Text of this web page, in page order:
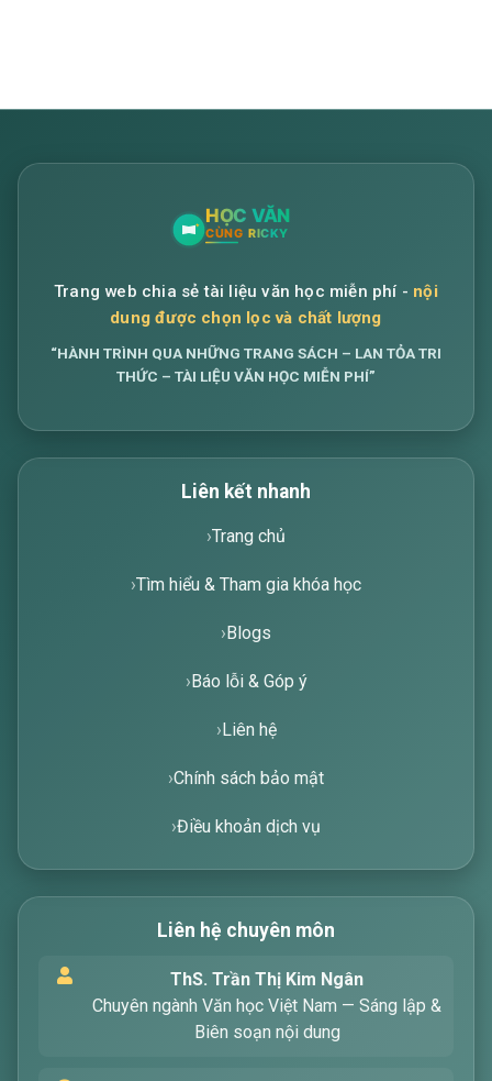
tìm kiếm các bài viết về văn học. Hãy nhập từ
khóa mà bạn quan tâm, tôi sẽ giúp bạn ngay
Trang web chia sẻ tài liệu văn học miễn phí -nội
dung được chọn lọc và chất lượng
THỨC – TÀI LIỆU VĂN HỌC MIỄN PHÍ”
Liên kết nhanh
Trang chủ
Tìm hiểu & Tham gia khóa học
Blogs
Báo lỗi & Góp ý
Liên hệ
Chính sách bảo mật
Liên hệ chuyên môn
ThS. Trần Thị Kim Ngân